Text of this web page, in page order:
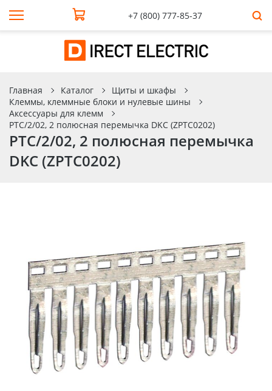
+7 (800) 777-85-37
Главная Каталог
Щиты и шкафы
Клеммы, клеммные блоки и нулевые шины
Аксессуары для клемм
PTC/2/02, 2 полюсная перемычка DKC (ZPTC0202)
PTC/2/02, 2 полюсная перемычка
DKC (ZPTC0202)